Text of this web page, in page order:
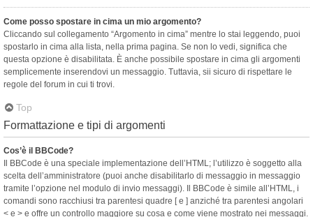
Come posso spostare in cima un mio argomento?
Cliccando sul collegamento “Argomento in cima” mentre lo stai leggendo, puoi
spostarlo in cima alla lista, nella prima pagina. Se non lo vedi, significa che
questa opzione è disabilitata. È anche possibile spostare in cima gli argomenti
semplicemente inserendovi un messaggio. Tuttavia, sii sicuro di rispettare le
regole del forum in cui ti trovi.
Top
Formattazione e tipi di argomenti
Cos’è il BBCode?
Il BBCode è una speciale implementazione dell’HTML; l’utilizzo è soggetto alla
scelta dell’amministratore (puoi anche disabilitarlo di messaggio in messaggio
tramite l’opzione nel modulo di invio messaggi). Il BBCode è simile all’HTML, i
comandi sono racchiusi tra parentesi quadre [ e ] anziché tra parentesi angolari
< e > e offre un controllo maggiore su cosa e come viene mostrato nei messaggi.